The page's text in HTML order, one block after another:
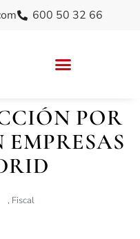
600 50 32 66
POR
, Fiscal